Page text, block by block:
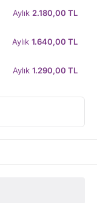
Aylık 2.180,00 TL
Aylık 1.640,00 TL
Aylık 1.290,00 TL